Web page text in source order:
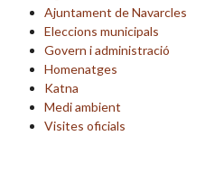
Ajuntament de Navarcles
Eleccions municipals
Govern i administració
Homenatges
Katna
Medi ambient
Visites oficials